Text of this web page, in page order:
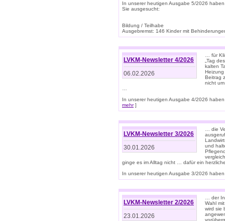
In unserer heutigen Ausgabe 5/2026
Sie ausgesucht:
Bildung / Teilhabe
Ausgebremst: 146 Kinder mit
LVKM-Newsletter 4/2026
06.02.2026
… für
„Tag
kalten
Beitrag
nicht
In unserer heutigen Ausgabe 4/2026
mehr]
LVKM-Newsletter 3/2026
30.01.2026
… die
und
ginge es im Alltag nicht … dafür ein
In unserer heutigen Ausgabe 3/2026
LVKM-Newsletter 2/2026
23.01.2026
… der
Wahl
wird sie